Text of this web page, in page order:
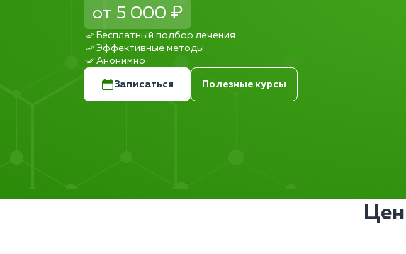
от 5 000 ₽
Бесплатный подбор лечения
Эффективные методы
Анонимно
Записаться Полезные курсы